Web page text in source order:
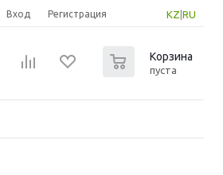
KZ RU
Вход Регистрация
Корзина
пуста